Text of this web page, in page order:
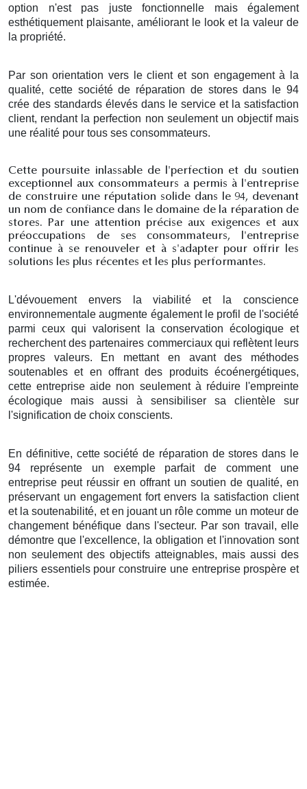
option n'est pas juste fonctionnelle mais également
esthétiquement plaisante, améliorant le look et la valeur de
la propriété.
Par son orientation vers le client et son engagement à la
qualité, cette société de réparation de stores dans le 94
crée des standards élevés dans le service et la satisfaction
client, rendant la perfection non seulement un objectif mais
une réalité pour tous ses consommateurs.
Cette poursuite inlassable de l'perfection et du soutien
exceptionnel aux consommateurs a permis à l'entreprise
de construire une réputation solide dans le 94, devenant
un nom de confiance dans le domaine de la réparation de
stores. Par une attention précise aux exigences et aux
préoccupations de ses consommateurs, l'entreprise
continue à se renouveler et à s'adapter pour offrir les
solutions les plus récentes et les plus performantes.
L'dévouement envers la viabilité et la conscience
environnementale augmente également le profil de l'société
parmi ceux qui valorisent la conservation écologique et
recherchent des partenaires commerciaux qui reflètent leurs
propres valeurs. En mettant en avant des méthodes
soutenables et en offrant des produits écoénergétiques,
cette entreprise aide non seulement à réduire l'empreinte
écologique mais aussi à sensibiliser sa clientèle sur
l'signification de choix conscients.
En définitive, cette société de réparation de stores dans le
94 représente un exemple parfait de comment une
entreprise peut réussir en offrant un soutien de qualité, en
préservant un engagement fort envers la satisfaction client
et la soutenabilité, et en jouant un rôle comme un moteur de
changement bénéfique dans l'secteur. Par son travail, elle
démontre que l'excellence, la obligation et l'innovation sont
non seulement des objectifs atteignables, mais aussi des
piliers essentiels pour construire une entreprise prospère et
estimée.